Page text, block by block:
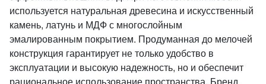
используется натуральная древесина и искусственный
камень, латунь и МДФ с многослойным
эмалированным покрытием. Продуманная до мелочей
конструкция гарантирует не только удобство в
эксплуатации и высокую надежность, но и обеспечит